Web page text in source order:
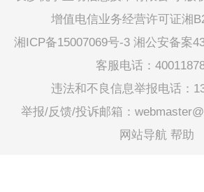
增值电信业务经营许可证湘
湘ICP备15007069号-3 湘公安备案
客服电话：
违法和不良信息举报电话：
举报/反馈/投诉邮箱：
网站导航 帮助